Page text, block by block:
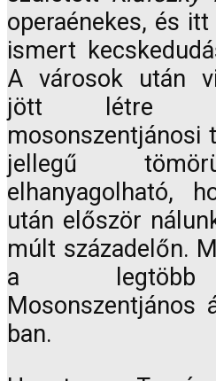
operaénekes, és
ismert
A városok után
jött létre
mosonszentjánosi
jellegű
elhanyagolható,
után először
múlt századelőn.
a legtöbb
Mosonszentjános
ban.